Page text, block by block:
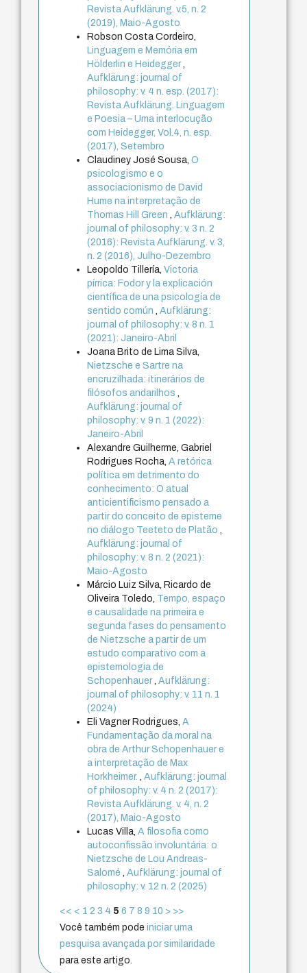
Revista Aufklärung. v.5, n. 2
(2019), Maio-Agosto
Robson Costa Cordeiro,
Linguagem e Memória em
Hölderlin e Heidegger,
Aufklärung: journal of
philosophy: v. 4 n. esp. (2017):
Revista Aufklärung. Linguagem
e Poesia – Uma interlocução
com Heidegger, Vol.4, n. esp.
(2017), Setembro
Claudiney José Sousa,O
psicologismo e o
associacionismo de David
Hume na interpretação de
Thomas Hill Green,Aufklärung:
journal of philosophy: v. 3 n. 2
(2016): Revista Aufklärung. v. 3,
n. 2 (2016), Julho-Dezembro
Leopoldo Tillería,Victoria
pírrica: Fodor y la explicación
científica de una psicología de
sentido común,Aufklärung:
journal of philosophy: v. 8 n. 1
(2021): Janeiro-Abril
Joana Brito de Lima Silva,
Nietzsche e Sartre na
encruzilhada: itinerários de
filósofos andarilhos,
Aufklärung: journal of
philosophy: v. 9 n. 1 (2022):
Janeiro-Abril
Alexandre Guilherme, Gabriel
Rodrigues Rocha,A retórica
política em detrimento do
conhecimento: O atual
anticientificismo pensado a
partir do conceito de episteme
no diálogo Teeteto de Platão,
Aufklärung: journal of
philosophy: v. 8 n. 2 (2021):
Maio-Agosto
Márcio Luiz Silva, Ricardo de
Oliveira Toledo, Tempo, espaço
e causalidade na primeira e
segunda fases do pensamento
de Nietzsche a partir de um
estudo comparativo com a
epistemologia de
Schopenhauer,Aufklärung:
journal of philosophy: v. 11 n. 1
(2024)
Eli Vagner Rodrigues,A
Fundamentação da moral na
obra de Arthur Schopenhauer e
a interpretação de Max
Horkheimer.,Aufklärung: journal
of philosophy: v. 4 n. 2 (2017):
Revista Aufklärung. v. 4, n. 2
(2017), Maio-Agosto
Lucas Villa,A filosofia como
autoconfissão involuntária: o
Nietzsche de Lou Andreas-
Salomé,Aufklärung: journal of
philosophy: v. 12 n. 2 (2025)
<< < 1 2 3 4 5 6 7 8 9 10 > >>
Você também podeiniciar uma
pesquisa avançada por similaridade
para este artigo.